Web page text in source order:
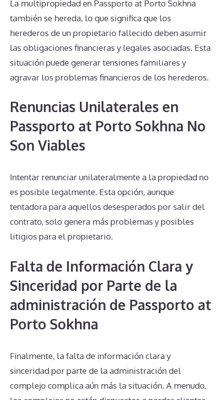
La multipropiedad en Passporto at Porto Sokhna
también se hereda, lo que significa que los
herederos de un propietario fallecido deben asumir
las obligaciones financieras y legales asociadas. Esta
situación puede generar tensiones familiares y
agravar los problemas financieros de los herederos.
Renuncias Unilaterales en
Passporto at Porto Sokhna No
Son Viables
Intentar renunciar unilateralmente a la propiedad no
es posible legalmente. Esta opción, aunque
tentadora para aquellos desesperados por salir del
contrato, solo genera más problemas y posibles
litigios para el propietario.
Falta de Información Clara y
Sinceridad por Parte de la
administración de Passporto at
Porto Sokhna
Finalmente, la falta de información clara y
sinceridad por parte de la administración del
complejo complica aún más la situación. A menudo,